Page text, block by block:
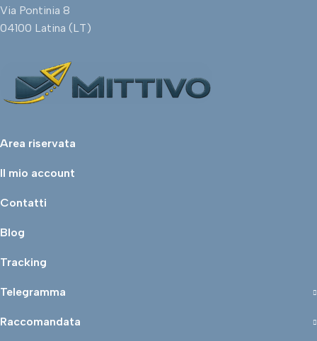
Via Pontinia 8
04100 Latina (LT)
Area riservata
Il mio account
Contatti
Blog
Tracking
Telegramma
Raccomandata